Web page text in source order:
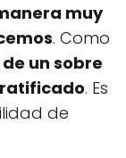
muy
. Como
un sobre
. Es
de